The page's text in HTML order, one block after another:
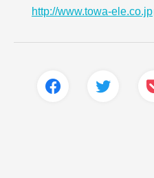
http://www.towa-ele.co.jp